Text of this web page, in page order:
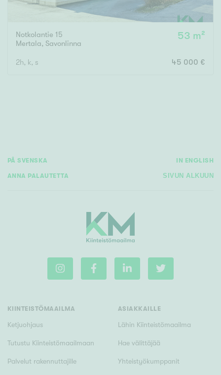
Notkolantie 15
Mertala, Savonlinna
53 m²
2h, k, s 45 000 €
PÅ SVENSKA IN ENGLISH
ANNA PALAUTETTA SIVUN ALKUUN
KIINTEISTÖMAAILMA
Ketjuohjaus
Tutustu Kiinteistömaailmaan
Palvelut rakennuttajille
ASIAKKAILLE
Lähin Kiinteistömaailma
Hae välittäjää
Yhteistyökumppanit